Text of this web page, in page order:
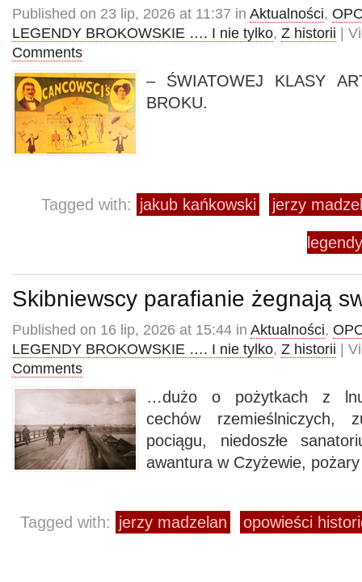
Published on 23 lip, 2026 at 11:37 in Aktualności,
LEGENDY BROKOWSKIE …. I nie tylko, Z historii |
Comments
– ŚWIATOWEJ KLASY
BROKU.
Tagged with: jakub kańkowski jerzy
Skibniewscy parafianie żegnają
Published on 16 lip, 2026 at 15:44 in Aktualności,
LEGENDY BROKOWSKIE …. I nie tylko, Z historii |
Comments
…dużo o pożytkach z
cechów rzemieślniczych,
pociągu, niedoszłe
awantura w Czyżewie,
Tagged with: jerzy madzelan opowieści